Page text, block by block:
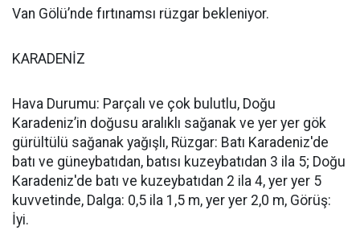
Van Gölü’nde fırtınamsı rüzgar bekleniyor.
KARADENİZ
Hava Durumu: Parçalı ve çok bulutlu, Doğu
Karadeniz’in doğusu aralıklı sağanak ve yer yer gök
gürültülü sağanak yağışlı, Rüzgar: Batı Karadeniz'de
batı ve güneybatıdan, batısı kuzeybatıdan 3 ila 5; Doğu
Karadeniz'de batı ve kuzeybatıdan 2 ila 4, yer yer 5
kuvvetinde, Dalga: 0,5 ila 1,5 m, yer yer 2,0 m, Görüş:
İyi.